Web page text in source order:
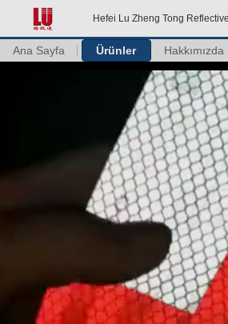
Hefei Lu Zheng Tong
Ana Sayfa Ürünler Hakkımızda